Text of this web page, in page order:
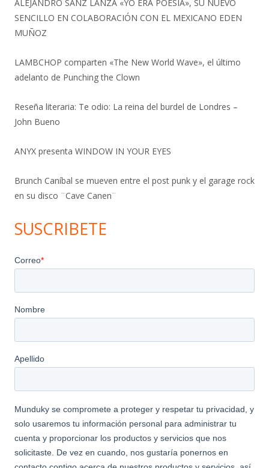
ALEJANDRO SANZ LANZA «YO ERA POESÍA», SU NUEVO
SENCILLO EN COLABORACIÓN CON EL MEXICANO EDEN
MUÑOZ
LAMBCHOP comparten «The New World Wave», el último
adelanto de Punching the Clown
Reseña literaria: Te odio: La reina del burdel de Londres –
John Bueno
ANYX presenta WINDOW IN YOUR EYES
Brunch Caníbal se mueven entre el post punk y el garage rock
en su disco ¨Cave Canen¨
SUSCRIBETE